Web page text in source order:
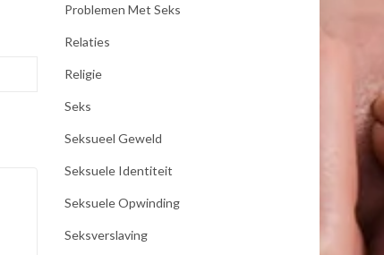
Problemen Met Seks
Relaties
Religie
Seks
Seksueel Geweld
Seksuele Identiteit
Seksuele Opwinding
Seksverslaving